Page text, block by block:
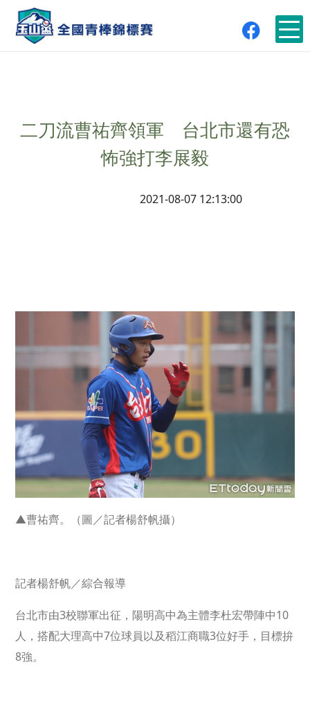
二刀流曹祐齊領軍 台北市還有恐
怖強打李展毅
2021-08-07 12:13:00
▲曹祐齊。（圖／記者楊舒帆攝）
記者楊舒帆／綜合報導
台北市由3校聯軍出征，陽明高中為主體李杜宏帶陣中10
人，搭配大理高中7位球員以及稻江商職3位好手，目標拚
8強。